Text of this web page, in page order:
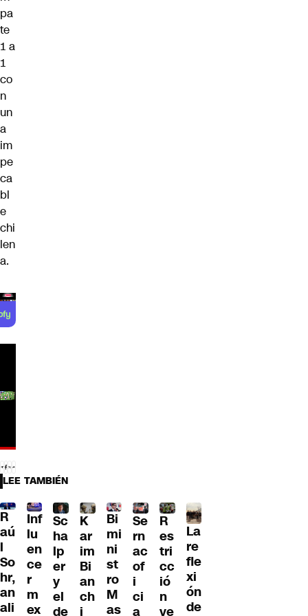
pa
te
1 a
1
co
n
un
a
im
pe
ca
bl
e
chi
len
a.
LEE TAMBIÉN
R
aú
l
So
hr,
an
ali
Inf
lu
en
ce
r
m
ex
Sc
ha
lp
er
y
el
de
K
ar
im
Bi
an
ch
i
Bi
mi
ni
st
ro
M
as
Se
rn
ac
of
i
ci
a
R
es
tri
cc
ió
n
ve
La
re
fle
xi
ón
de